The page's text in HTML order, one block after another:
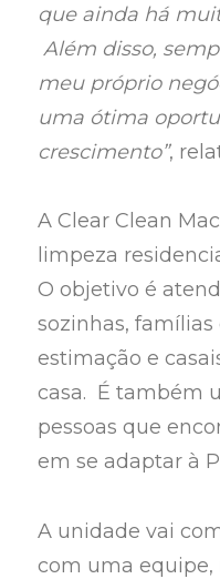
que ainda há
Além disso,
meu próprio
uma ótima
crescimento”,
A Clear Clean
limpeza
O objetivo é
sozinhas,
estimação e
casa. É também
pessoas que
em se adaptar à
A unidade vai
com uma equipe,